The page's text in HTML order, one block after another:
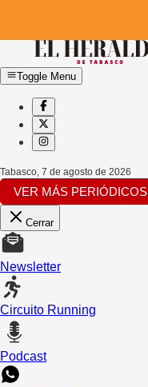
Toggle Menu
Tabasco, 7 de agosto de 2026
VER MÁS PERIÓDICOS
Cerrar
Newsletter
Circuito Running
Podcast